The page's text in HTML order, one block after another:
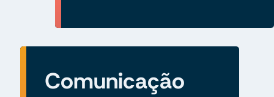
Comunicação